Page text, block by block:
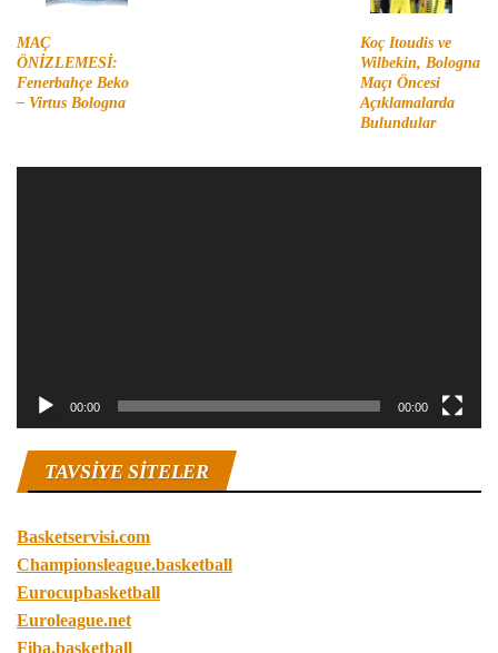
MAÇ
ÖNİZLEMESİ:
Fenerbahçe Beko
– Virtus Bologna
Koç Itoudis ve
Wilbekin, Bologna
Maçı Öncesi
Açıklamalarda
Bulundular
00:00 00:00
TAVSIYE SITELER
Basketservisi.com
Championsleague.basketball
Eurocupbasketball
Euroleague.net
Fiba.basketball